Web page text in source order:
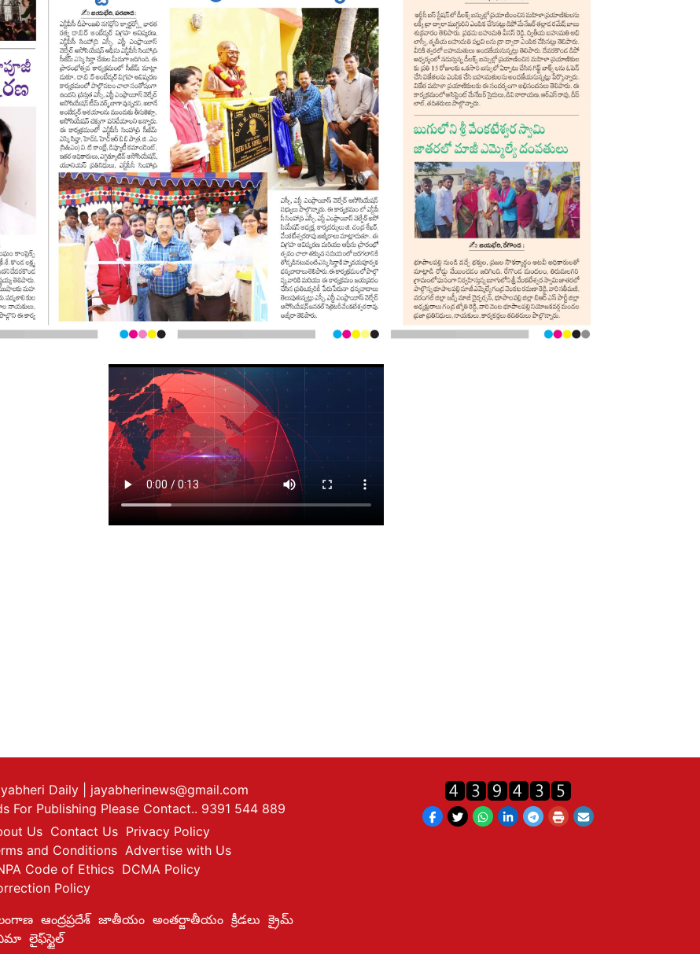
Daily
| jayabherinews@gmail.com
For Publishing Please Contact.. 9391 544 889
Us Contact Us Privacy Policy
and Conditions Advertise with Us
Code of Ethics DCMA Policy
Policy
ఆంద్రప్రదేశ్ జాతీయం అంతర్జాతీయం క్రీడలు క్రైమ్
లైఫ్‌స్టైల్